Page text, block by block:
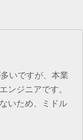
いですが、本業
ンジニアです。
いため、ミドル